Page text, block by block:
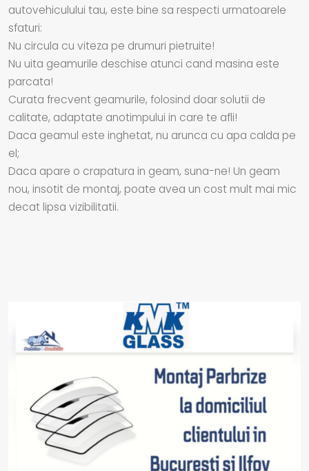
autovehiculului tau, este bine sa respecti urmatoarele
sfaturi:
Nu circula cu viteza pe drumuri pietruite!
Nu uita geamurile deschise atunci cand masina este
parcata!
Curata frecvent geamurile, folosind doar solutii de
calitate, adaptate anotimpului in care te afli!
Daca geamul este inghetat, nu arunca cu apa calda pe
el;
Daca apare o crapatura in geam, suna-ne! Un geam
nou, insotit de montaj, poate avea un cost mult mai mic
decat lipsa vizibilitatii.